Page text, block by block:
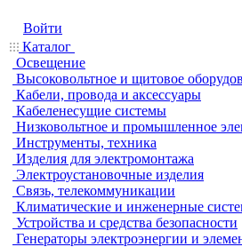
Войти
Каталог
Освещение
Высоковольтное и щитовое
Кабели, провода и аксессуары
Кабеленесущие системы
Низковольтное и промышленное
Инструменты, техника
Изделия для электромонтажа
Электроустановочные изделия
Связь, телекоммуникации
Климатические и инженерные
Устройства и средства безопасности
Генераторы электроэнергии и